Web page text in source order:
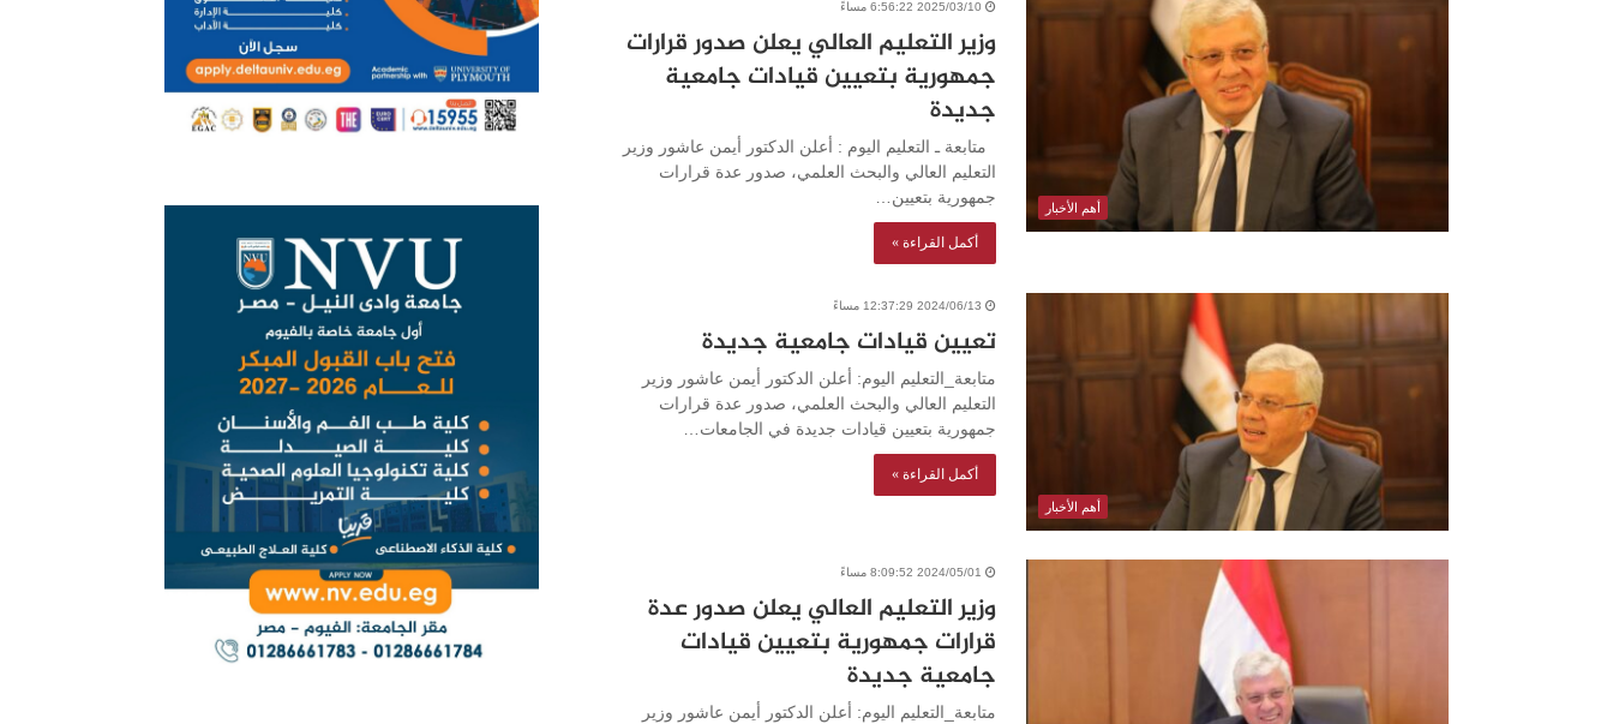
أهم الأخبار
2025/03/10 6:56:22 مساءً
وزير التعليم العالي يعلن صدور قرارات
جمهورية بتعيين قيادات جامعية
جديدة
متابعة ـ التعليم اليوم : أعلن الدكتور أيمن عاشور وزير
التعليم العالي والبحث العلمي، صدور عدة قرارات
جمهورية بتعيين…
أكمل القراءة »
أهم الأخبار
2024/06/13 12:37:29 مساءً
تعيين قيادات جامعية جديدة
متابعة_التعليم اليوم: أعلن الدكتور أيمن عاشور وزير
التعليم العالي والبحث العلمي، صدور عدة قرارات
جمهورية بتعيين قيادات جديدة في الجامعات…
أكمل القراءة »
2024/05/01 8:09:52 مساءً
وزير التعليم العالي يعلن صدور عدة
قرارات جمهورية بتعيين قيادات
جامعية جديدة
متابعة_التعليم اليوم: أعلن الدكتور أيمن عاشور وزير